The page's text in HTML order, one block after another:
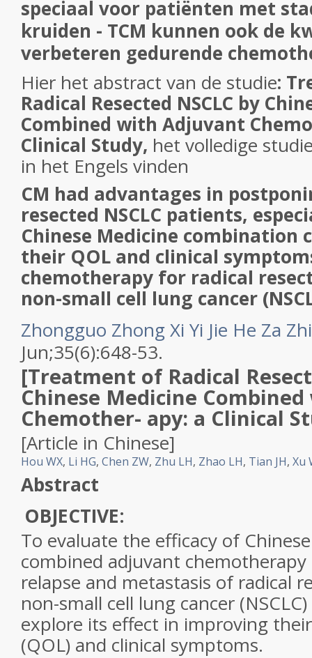
speciaal voor patiënten met
kruiden - TCM kunnen ook de
verbeteren gedurende
Hier het abstract van de studie:
Radical Resected NSCLC by
Combined with Adjuvant
Clinical Study, het volledige
in het Engels vinden
CM had advantages in
resected NSCLC patients,
Chinese Medicine combination
their QOL and clinical
chemotherapy for radical
non-small cell lung cancer
Zhongguo Zhong Xi Yi Jie He Za
Jun;35(6):648-53.
[Treatment of Radical
Chinese Medicine
Chemother- apy: a Clinical
[Article in Chinese]
Hou WX, Li HG, Chen ZW, Zhu LH, Zhao LH, Tian JH, Xu
Abstract
OBJECTIVE:
To evaluate the efficacy of
combined adjuvant
relapse and metastasis of radical
non-small cell lung cancer
explore its effect in improving
(QOL) and clinical symptoms.